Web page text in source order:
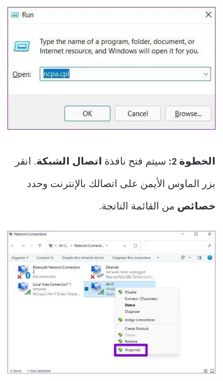
الخطوة 2: سيتم فتح نافذة اتصال الشبكة. انقر
بزر الماوس الأيمن على اتصالك بالإنترنت وحدد
خصائص من القائمة الناتجة.